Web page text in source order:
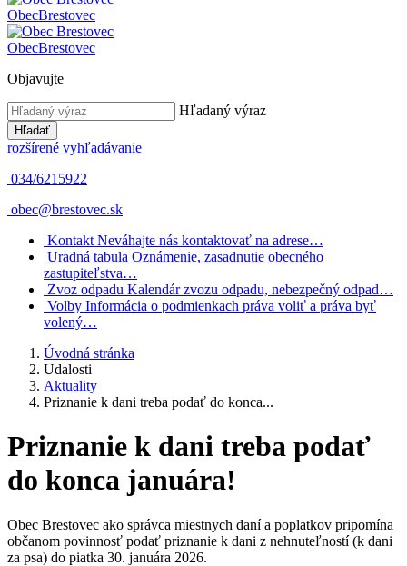
ObecBrestovec
ObecBrestovec
Objavujte
Hľadaný výraz
Hľadať
rozšírené vyhľadávanie
034/6215922
obec@brestovec.sk
Kontakt Neváhajte nás kontaktovať na adrese…
Uradná tabula Oznámenie, zasadnutie obecného
zastupiteľstva…
Zvoz odpadu Kalendár zvozu odpadu, nebezpečný odpad…
Volby Informácia o podmienkach práva voliť a práva byť
volený…
Úvodná stránka
Udalosti
Aktuality
Priznanie k dani treba podať do konca...
Priznanie k dani treba podať
do konca januára!
Obec Brestovec ako správca miestnych daní a poplatkov pripomína
občanom povinnosť podať priznanie k dani z nehnuteľností (k dani
za psa) do piatka 30. januára 2026.